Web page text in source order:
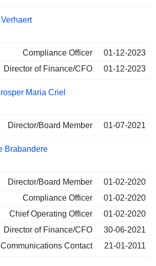
Compliance Officer
01-12-2023
Director of Finance/CFO
01-12-2023
Maria Criel
Director/Board Member 01-07-2021
Brabandere
Director/Board Member
01-02-2020
Compliance Officer
01-02-2020
Chief Operating Officer
01-02-2020
Director of Finance/CFO
30-06-2021
Contact
21-01-2011